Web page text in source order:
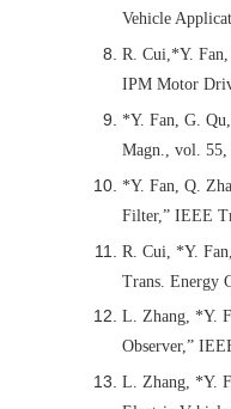
Vehicle
R. Cui,*Y. Fan,
IPM Motor
*Y. Fan, G.
Magn., vol. 55,
*Y. Fan, Q.
Filter,” IEEE
R. Cui, *Y.
Trans. Energy
L. Zhang, *Y.
Observer,”
L. Zhang, *Y.